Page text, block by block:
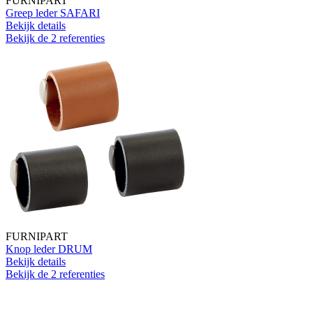
Greep leder SAFARI
Bekijk details
Bekijk de 2 referenties
FURNIPART
Knop leder DRUM
Bekijk details
Bekijk de 2 referenties